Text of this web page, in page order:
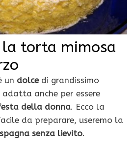
la torta mimosa
un dolcedi grandissimo
anche per essere
della donna. Ecco la
da preparare, useremo la
senza lievito.